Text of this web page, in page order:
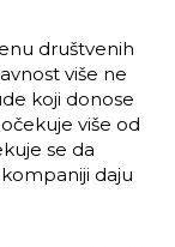
društvenih
više ne
koji donose
više od
se da
daju